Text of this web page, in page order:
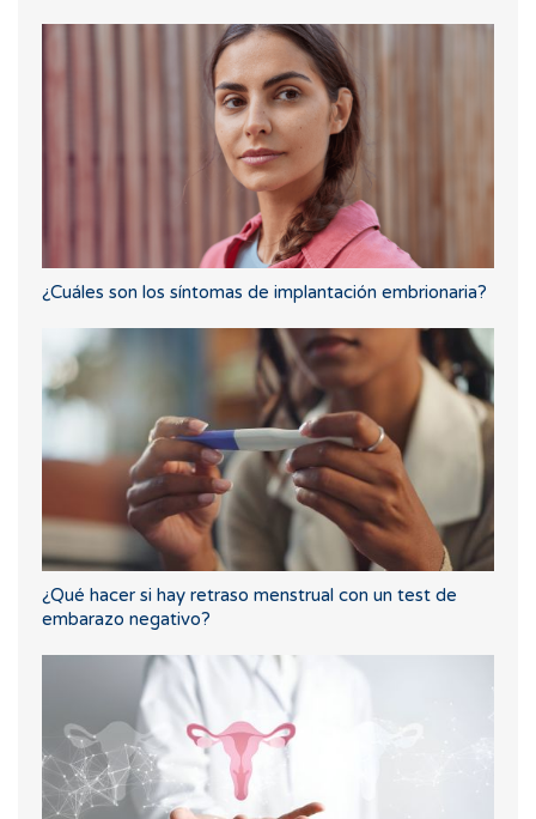
¿Cuáles son los síntomas de implantación embrionaria?
¿Qué hacer si hay retraso menstrual con un test de
embarazo negativo?